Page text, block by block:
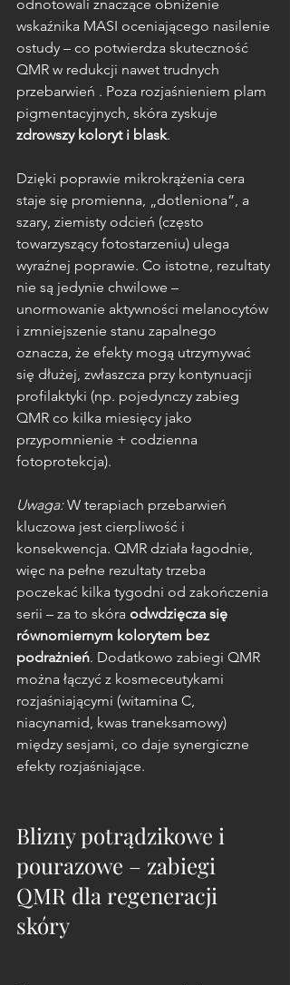
odnotowali znaczące obniżenie
wskaźnika MASI oceniającego nasilenie
ostudy – co potwierdza skuteczność
QMR w redukcji nawet trudnych
przebarwień . Poza rozjaśnieniem plam
pigmentacyjnych, skóra zyskuje
zdrowszy koloryt i blask.
Dzięki poprawie mikrokrążenia cera
staje się promienna, „dotleniona”, a
szary, ziemisty odcień (często
towarzyszący fotostarzeniu) ulega
wyraźnej poprawie. Co istotne, rezultaty
nie są jedynie chwilowe –
unormowanie aktywności melanocytów
i zmniejszenie stanu zapalnego
oznacza, że efekty mogą utrzymywać
się dłużej, zwłaszcza przy kontynuacji
profilaktyki (np. pojedynczy zabieg
QMR co kilka miesięcy jako
przypomnienie + codzienna
fotoprotekcja).
Uwaga: W terapiach przebarwień
kluczowa jest cierpliwość i
konsekwencja. QMR działa łagodnie,
więc na pełne rezultaty trzeba
poczekać kilka tygodni od zakończenia
serii – za to skóra odwdzięcza się
równomiernym kolorytem bez
podrażnień. Dodatkowo zabiegi QMR
można łączyć z kosmeceutykami
rozjaśniającymi (witamina C,
niacynamid, kwas traneksamowy)
między sesjami, co daje synergiczne
efekty rozjaśniające.
Blizny potrądzikowe i
pourazowe – zabiegi
QMR dla regeneracji
skóry